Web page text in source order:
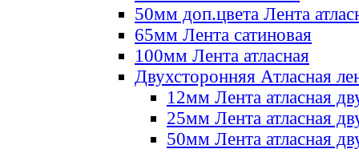
50мм доп.цвета Лента
65мм Лента сатиновая
100мм Лента атласная
Двухсторонняя Атласная
12мм Лента атласная
25мм Лента атласная
50мм Лента атласная